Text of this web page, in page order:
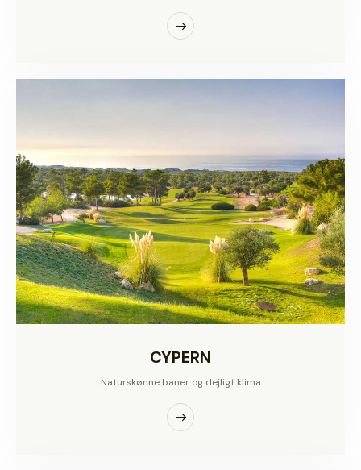
CYPERN
Naturskønne baner og dejligt klima